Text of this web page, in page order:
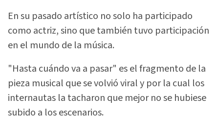
En su pasado artístico no solo ha participado
como actriz, sino que también tuvo participación
en el mundo de la música.
"Hasta cuándo va a pasar" es el fragmento de la
pieza musical que se volvió viral y por la cual los
internautas la tacharon que mejor no se hubiese
subido a los escenarios.